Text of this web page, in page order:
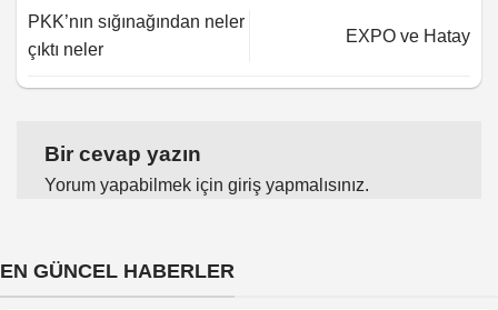
PKK’nın sığınağından neler
çıktı neler
EXPO ve Hatay
Bir cevap yazın
Yorum yapabilmek için giriş yapmalısınız.
EN GÜNCEL HABERLER